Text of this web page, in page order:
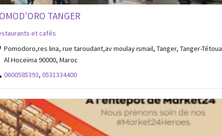
TANGER
et cafés
Pomodoro,res lina, rue taroudant,av moulay ismail, Tanger, Tanger-
Al Hoceïma 90000, Maroc
0600585393, 0531334400